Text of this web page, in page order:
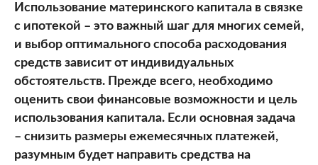
Использование материнского капитала в связке
с ипотекой – это важный шаг для многих семей,
и выбор оптимального способа расходования
средств зависит от индивидуальных
обстоятельств. Прежде всего, необходимо
оценить свои финансовые возможности и цель
использования капитала. Если основная задача
– снизить размеры ежемесячных платежей,
разумным будет направить средства на